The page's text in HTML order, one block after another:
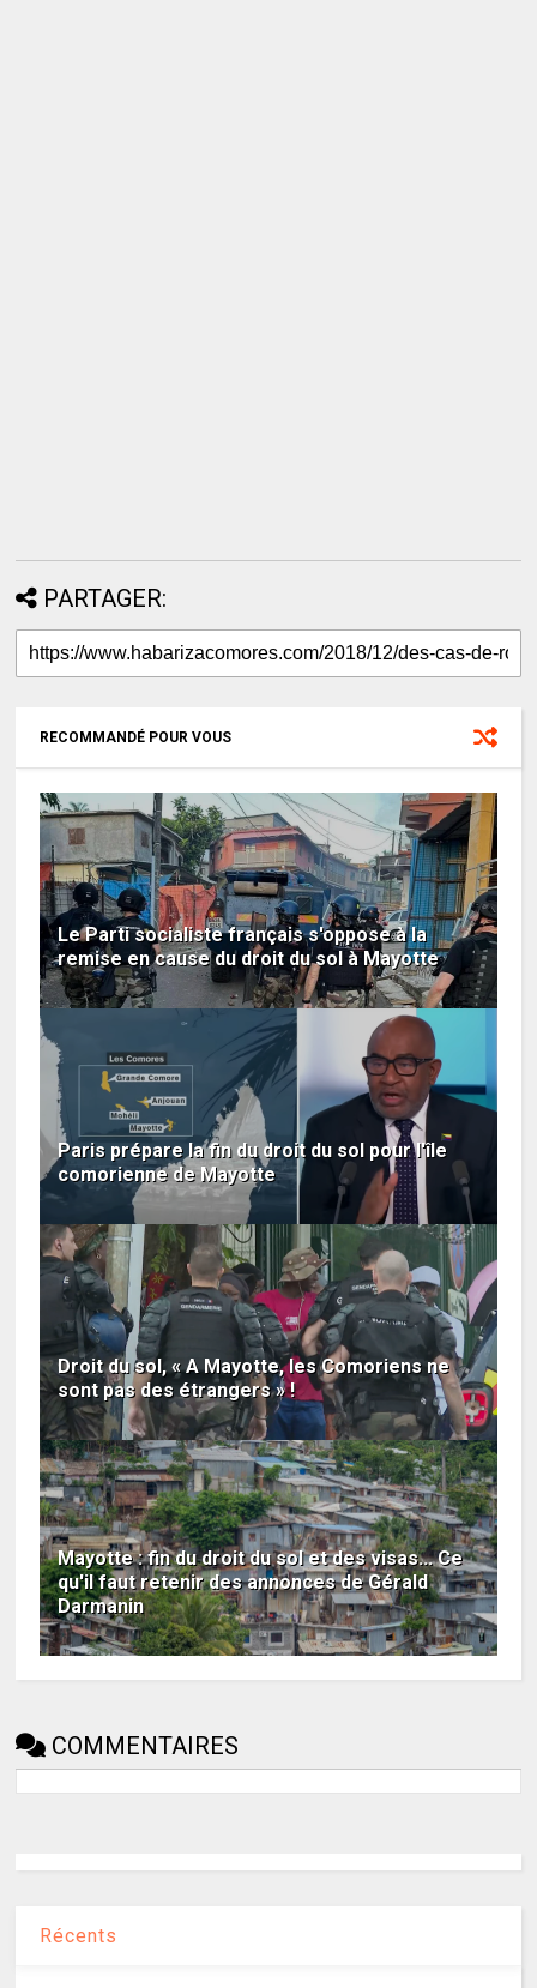
PARTAGER:
RECOMMANDÉ POUR VOUS
Le Parti socialiste français s'oppose à la
remise en cause du droit du sol à Mayotte
Paris prépare la fin du droit du sol pour l'île
comorienne de Mayotte
Droit du sol, « A Mayotte, les Comoriens ne
sont pas des étrangers » !
Mayotte : fin du droit du sol et des visas... Ce
qu'il faut retenir des annonces de Gérald
Darmanin
COMMENTAIRES
Récents